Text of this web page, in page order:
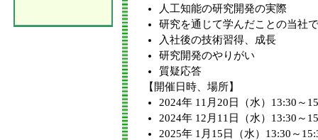
人工知能の研究開発の実際
研究を通じて学んだことの当社
入社後の技術習得、成長
研究開発のやりがい
質疑応答
【開催日時、場所】
2024年 11月20日（水）13:30～
2024年 12月11日（水）13:30～
2025年 1月15日（水）13:30～